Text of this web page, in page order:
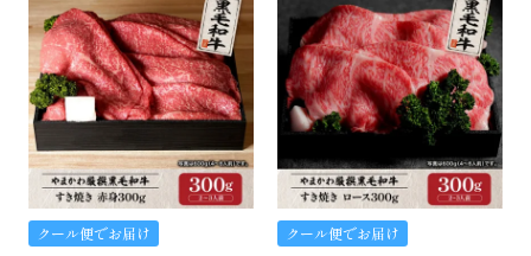
クール便でお届け クール便でお届け